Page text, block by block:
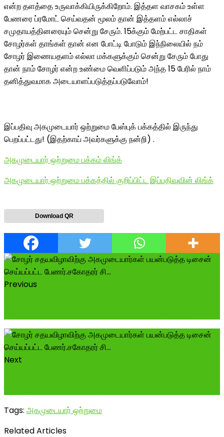
என்ற தளத்தை உருவாக்கியிருக்கிறோம். இத்தள வாசகம் உள்ள
பேணரை ப்ரமோட் செய்வதன் மூலம் தான் இத்தளம் எல்லாச்
சமுதாயத்தினரையும் சென்று சேரும். 15க்கும் மேற்பட்ட சாதிகள்
சோழர்கள் தாங்கள் தான் என போட்டி போடும் இந்நிலையில் நம்
சோழர் இணையதளம் எல்லா மக்களுக்கும் சென்று சேரும் போது
தான் நாம் சோழர் என்ற உண்மை வெளிப்படும் அந்த 15 பேரில் நாம்
தனித்துவமாக அடையாளப்படுத்தப்படுவோம்!
இப்பதிவு அகமுடையார் ஒற்றுமை பேஸ்புக் பக்கத்தில் இருந்து
பெறப்பட்டது! (இதற்காய் அவர்களுக்கு நன்றி) .
அகமுடையார் ஒற்றுமை பக்கம் லிங்க்
அகமுடையார் ஒற்றுமை பக்கத்தில் குறிப்பிட்ட இப்பதிவுவின் லிங்க்
Download QR
Previous
Next
Tags: அகமுடையார் ஒற்றுமை
Related Articles